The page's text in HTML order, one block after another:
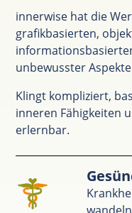
innerwise hat die
grafikbasierten,
unbewusster
Klingt kompliziert,
inneren Fähigkeiten
erlernbar.